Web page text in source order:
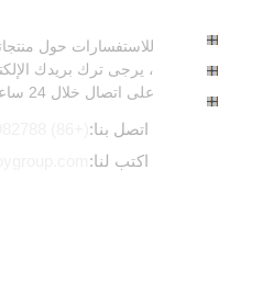
للاستفسارات حول
، يرجى ترك بريدك
على اتصال خلال 24 ساعة.
اتصل بنا:
اكتب لنا: